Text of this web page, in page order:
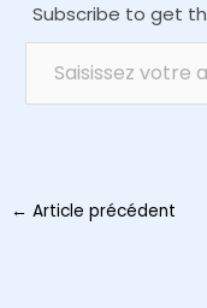
Subscribe to get
Saisissez votre adresse e-mail…
Navigation
← Article précédent